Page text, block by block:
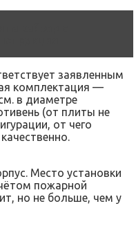
заявленным
комплектация —
в диаметре
(от плиты не
от чего
Место установки
пожарной
но не больше, чем у